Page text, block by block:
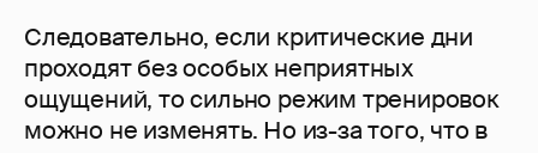
Следовательно, если критические дни
проходят без особых неприятных
ощущений, то сильно режим тренировок
можно не изменять. Но из-за того, что в